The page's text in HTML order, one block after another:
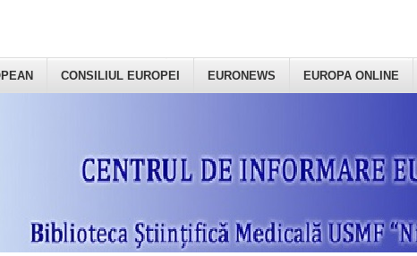
CONSILIUL EUROPEI EURONEWS EUROPA ONLINE